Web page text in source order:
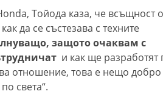
Тойода каза, че всъщност
да се състезава с техните
защото очаквам с
и как ще разработят
отношение, това е нещо добро
света“.